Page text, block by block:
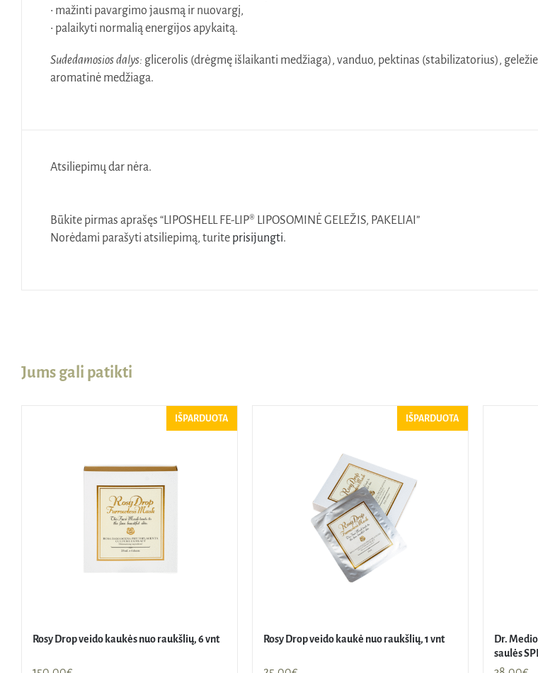
• mažinti pavargimo jausmą ir nuovargį,
• palaikyti normalią energijos apykaitą.
Sudedamosios dalys: glicerolis (drėgmę išlaikanti medžiaga), vanduo, pektinas (stabilizatorius),
aromatinė medžiaga.
Atsiliepimų dar nėra.
Būkite pirmas aprašęs “LIPOSHELL FE-LIP® LIPOSOMINĖ GELEŽIS, PAKELIAI”
Norėdami parašyti atsiliepimą, turite prisijungti.
Jums gali patikti
IŠPARDUOTA
Rosy Drop veido kaukės nuo raukšlių, 6 vnt
IŠPARDUOTA
Rosy Drop veido kaukė nuo raukšlių, 1 vnt
Dr.
saulės